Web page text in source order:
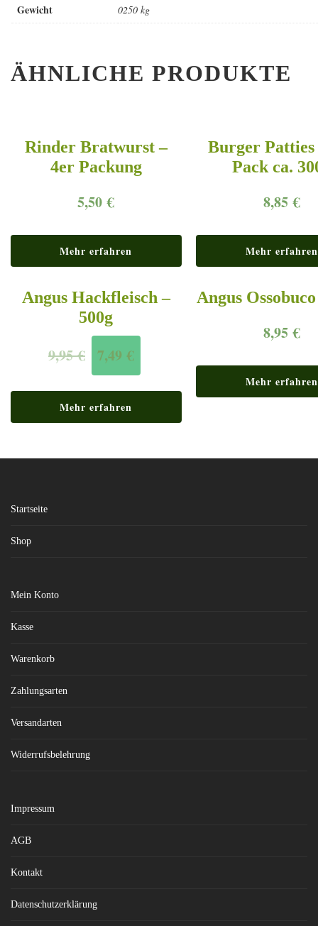
Gewicht 0250 kg
ÄHNLICHE PRODUKTE
Rinder Bratwurst –
4er Packung
5,50€
Mehr erfahren
Burger Patties
Pack ca.
8,85€
Mehr erfahren
Angus Hackfleisch –
500g
9,95€ 7,49€
Mehr erfahren
Angus
8,95€
Mehr erfahren
Startseite
Shop
Mein Konto
Kasse
Warenkorb
Zahlungsarten
Versandarten
Widerrufsbelehrung
Impressum
AGB
Kontakt
Datenschutzerklärung